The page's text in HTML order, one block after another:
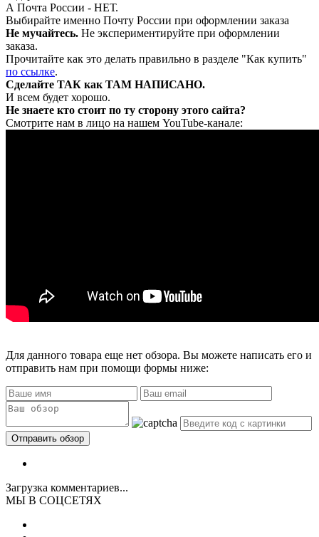
А Почта России - НЕТ.
Выбирайте именно Почту России при оформлении заказа
Не мучайтесь. Не экспериментируйте при оформлении
заказа.
Прочитайте как это делать правильно в разделе "Как купить"
по ссылке.
Сделайте ТАК как ТАМ НАПИСАНО.
И всем будет хорошо.
Не знаете кто стоит по ту сторону этого сайта?
Смотрите нам в лицо на нашем YouTube-канале:
Для данного товара еще нет обзора. Вы можете написать его и
отправить нам при помощи формы ниже:
Загрузка комментариев...
МЫ В СОЦСЕТЯХ